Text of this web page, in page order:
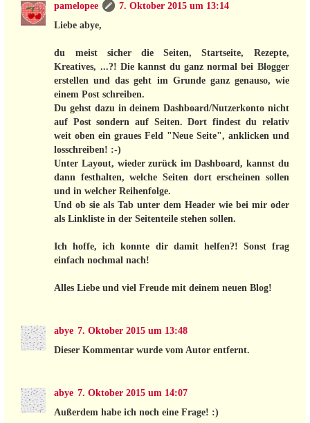
pamelopee
7. Oktober 2015 um 13:14
Liebe abye,
du meist sicher die Seiten, Startseite, Rezepte,
Kreatives, ...?! Die kannst du ganz normal bei Blogger
erstellen und das geht im Grunde ganz genauso, wie
einem Post schreiben.
Du gehst dazu in deinem Dashboard/Nutzerkonto nicht
auf Post sondern auf Seiten. Dort findest du relativ
weit oben ein graues Feld "Neue Seite", anklicken und
losschreiben! :-)
Unter Layout, wieder zurück im Dashboard, kannst du
dann festhalten, welche Seiten dort erscheinen sollen
und in welcher Reihenfolge.
Und ob sie als Tab unter dem Header wie bei mir oder
als Linkliste in der Seitenteile stehen sollen.
Ich hoffe, ich konnte dir damit helfen?! Sonst frag
einfach nochmal nach!
Alles Liebe und viel Freude mit deinem neuen Blog!
abye 7. Oktober 2015 um 13:48
Dieser Kommentar wurde vom Autor entfernt.
abye 7. Oktober 2015 um 14:07
Außerdem habe ich noch eine Frage! :)